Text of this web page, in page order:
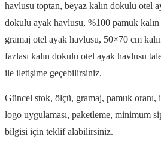
havlusu toptan, beyaz kalın dokulu otel
dokulu ayak havlusu, %100 pamuk
gramaj otel ayak havlusu, 50×70 cm
fazlası kalın dokulu otel ayak havlusu
ile iletişime geçebilirsiniz.
Güncel stok, ölçü, gramaj, pamuk
logo uygulaması, paketleme, minimum
bilgisi için teklif alabilirsiniz.